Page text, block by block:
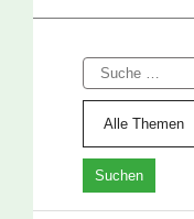
Suche